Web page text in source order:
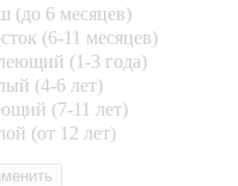
(до 6 месяцев)
(6-11 месяцев)
(1-3 года)
(4-6 лет)
(7-11 лет)
(от 12 лет)